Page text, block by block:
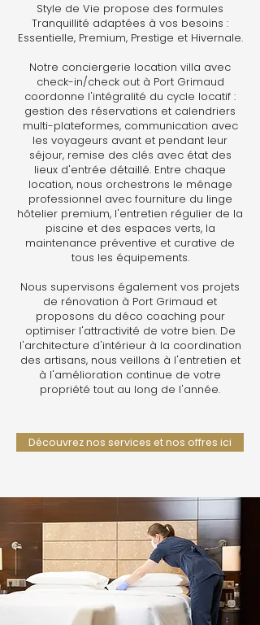
Style de Vie propose des formules
Tranquillité adaptées à vos besoins :
Essentielle, Premium, Prestige et Hivernale.
Notre conciergerie location villa avec
check-in/check out à Port Grimaud
coordonne l'intégralité du cycle locatif :
gestion des réservations et calendriers
multi-plateformes, communication avec
les voyageurs avant et pendant leur
séjour, remise des clés avec état des
lieux d'entrée détaillé. Entre chaque
location, nous orchestrons le ménage
professionnel avec fourniture du linge
hôtelier premium, l'entretien régulier de la
piscine et des espaces verts, la
maintenance préventive et curative de
tous les équipements.
Nous supervisons également vos projets
de rénovation à Port Grimaud et
proposons du déco coaching pour
optimiser l'attractivité de votre bien. De
l'architecture d'intérieur à la coordination
des artisans, nous veillons à l'entretien et
à l'amélioration continue de votre
propriété tout au long de l'année.
Découvrez nos services et nos offres ici